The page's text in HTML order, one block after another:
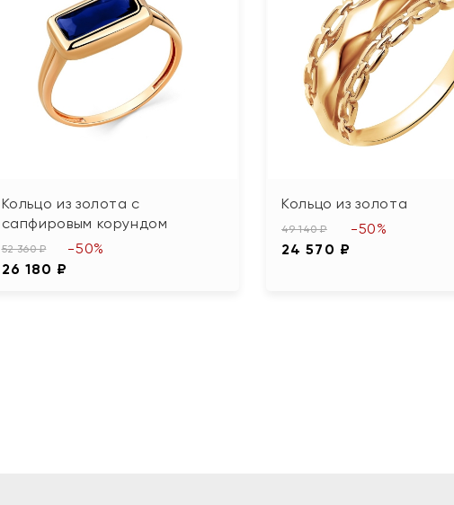
Кольцо из золота с
сапфировым корундом
52 360 ₽
26 180 ₽
-50%
Кольцо из золота
49 140 ₽
24 570 ₽
-50%